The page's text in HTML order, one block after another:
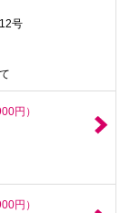
号
円）
円）